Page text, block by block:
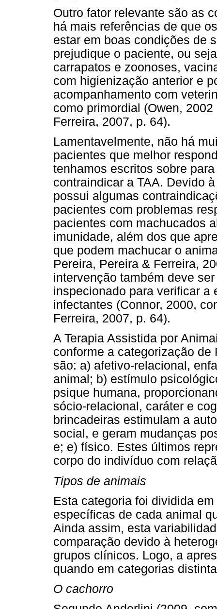
Outro fator relevante são as
há mais referências de que
estar em boas condições de
prejudique o paciente, ou
carrapatos e zoonoses,
com higienização anterior e
acompanhamento com
como primordial (Owen,
Ferreira, 2007, p. 64).
Lamentavelmente, não há
pacientes que melhor
tenhamos escritos sobre
contraindicar a TAA. Devido
possui algumas
pacientes com problemas
pacientes com machucados
imunidade, além dos que
que podem machucar o
Pereira, Pereira & Ferreira,
intervenção também deve
inspecionado para verificar
infectantes (Connor, 2000,
Ferreira, 2007, p. 64).
A Terapia Assistida por
conforme a categorização de
são: a) afetivo-relacional,
animal; b) estímulo
psique humana,
sócio-relacional, caráter e
brincadeiras estimulam a
social, e geram mudanças
e; e) físico. Estes últimos
corpo do indivíduo com
Tipos de animais
Esta categoria foi dividida
específicas de cada animal
Ainda assim, esta
comparação devido à
grupos clínicos. Logo, a
quando em categorias
O cachorro